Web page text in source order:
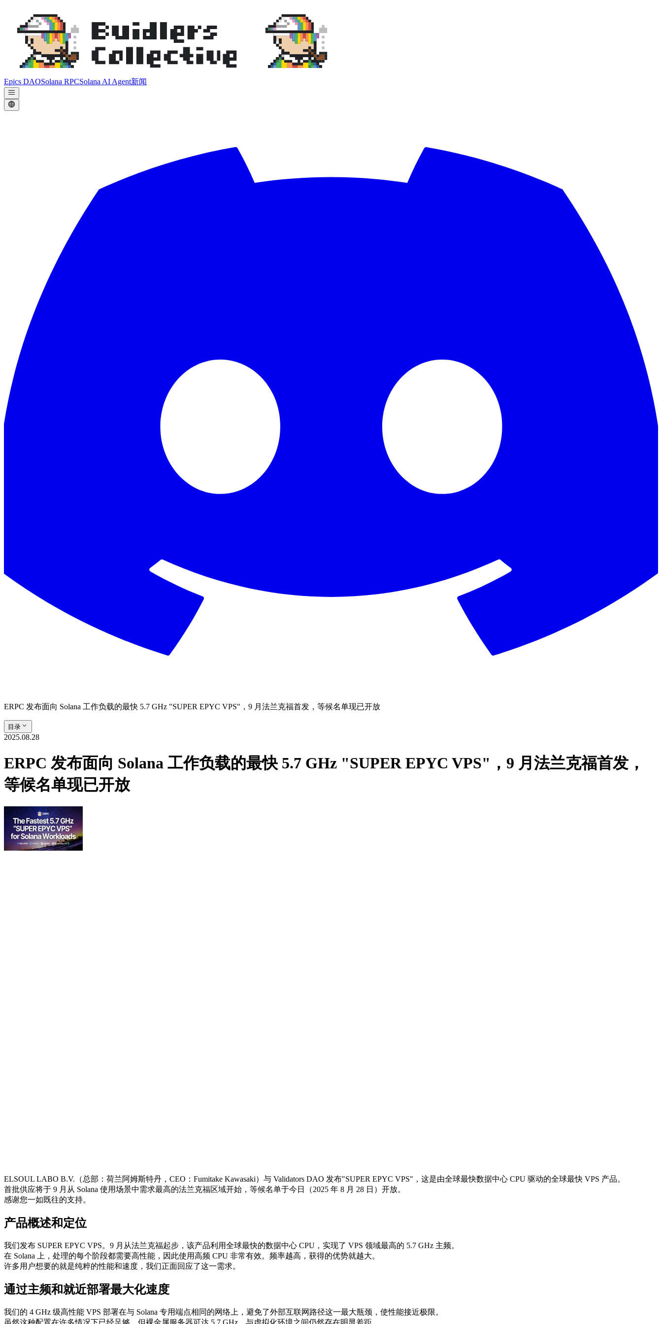
Epics DAOSolana RPCSolana AI Agent新闻
ERPC 发布面向 Solana 工作负载的最快 5.7 GHz "SUPER EPYC VPS"，9 月法兰克福首发，等候名单现已开放
目录
2025.08.28
ERPC 发布面向 Solana 工作负载的最快 5.7 GHz "SUPER EPYC VPS"，9 月法兰克福首发，
等候名单现已开放
ELSOUL LABO B.V.（总部：荷兰阿姆斯特丹，CEO：Fumitake Kawasaki）与 Validators DAO 发布"SUPER EPYC VPS"，这是由全球最快数据中心 CPU 驱动的全球最快 VPS 产品。
首批供应将于 9 月从 Solana 使用场景中需求最高的法兰克福区域开始，等候名单于今日（2025 年 8 月 28 日）开放。
感谢您一如既往的支持。
产品概述和定位
我们发布 SUPER EPYC VPS。9 月从法兰克福起步，该产品利用全球最快的数据中心 CPU，实现了 VPS 领域最高的 5.7 GHz 主频。
在 Solana 上，处理的每个阶段都需要高性能，因此使用高频 CPU 非常有效。频率越高，获得的优势就越大。
许多用户想要的就是纯粹的性能和速度，我们正面回应了这一需求。
通过主频和就近部署最大化速度
我们的 4 GHz 级高性能 VPS 部署在与 Solana 专用端点相同的网络上，避免了外部互联网路径这一最大瓶颈，使性能接近极限。
虽然这种配置在许多情况下已经足够，但裸金属服务器可达 5.7 GHz，与虚拟化环境之间仍然存在明显差距。